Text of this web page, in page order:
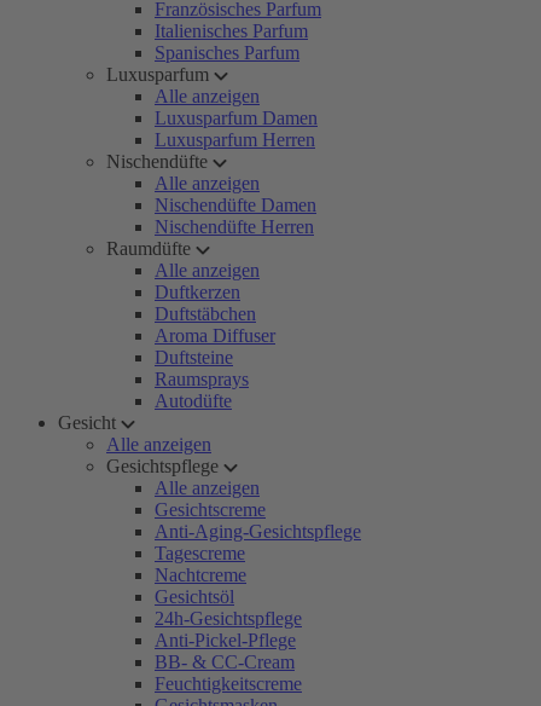
Französisches Parfum
Italienisches Parfum
Spanisches Parfum
Luxusparfum
Alle anzeigen
Luxusparfum Damen
Luxusparfum Herren
Nischendüfte
Alle anzeigen
Nischendüfte Damen
Nischendüfte Herren
Raumdüfte
Alle anzeigen
Duftkerzen
Duftstäbchen
Aroma Diffuser
Duftsteine
Raumsprays
Autodüfte
Gesicht
Alle anzeigen
Gesichtspflege
Alle anzeigen
Gesichtscreme
Anti-Aging-Gesichtspflege
Tagescreme
Nachtcreme
Gesichtsöl
24h-Gesichtspflege
Anti-Pickel-Pflege
BB- & CC-Cream
Feuchtigkeitscreme